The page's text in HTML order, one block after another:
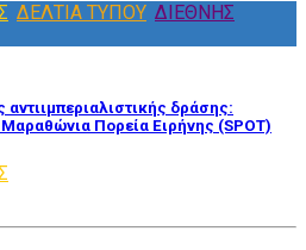
ΔΕΛΤΙΑ ΤΥΠΟΥ ΔΙΕΘΝΗΣ
δράσης:
Πορεία Ειρήνης (SPOT)